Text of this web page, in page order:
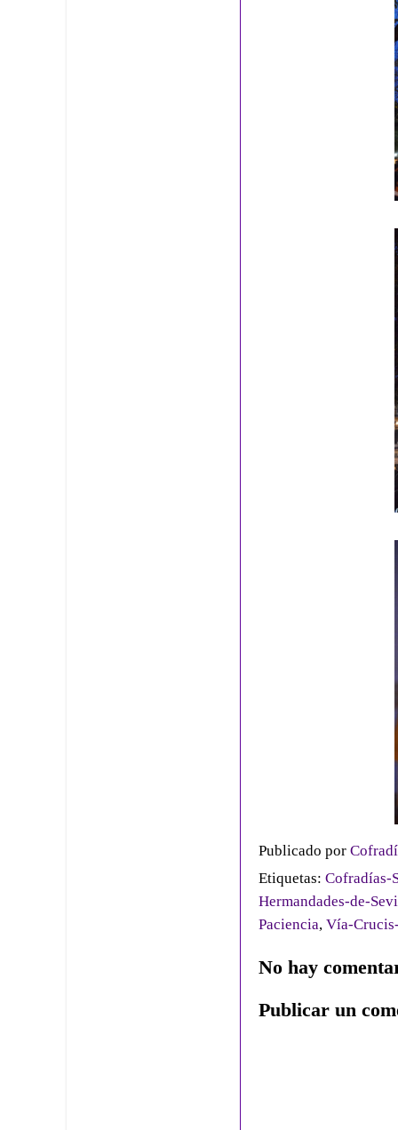
Publicado por
Etiquetas: Cofradías-
Hermandades-de-
Paciencia, Vía-
No hay
Publicar un